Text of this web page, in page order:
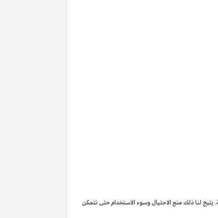
يتيح لنا ذلك منع الاحتيال وسوء الاستخدام حتى نتمكن